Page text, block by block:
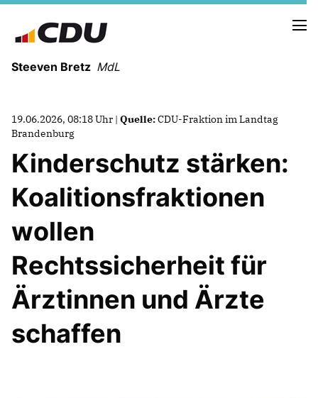
Steeven Bretz MdL
VITA
WAHLKREISBESUCHE
PRESSEFOTOS
MEIN WAHLKREIS
ZIELE
Redebeiträge
Kleine Anfragen
19.06.2026, 08:18 Uhr | Quelle:CDU-Fraktion im Landtag
Brandenburg
Kinderschutz stärken:
Koalitionsfraktionen
wollen
Rechtssicherheit für
Ärztinnen und Ärzte
schaffen